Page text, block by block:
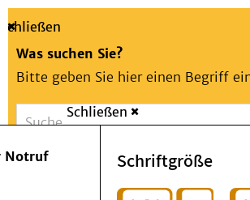
Suche
Schließen
Was suchen Sie?
Bitte geben Sie hier einen Begriff
Suchen
Notfall
Schließen
Notruf Schriftgröße
Menü